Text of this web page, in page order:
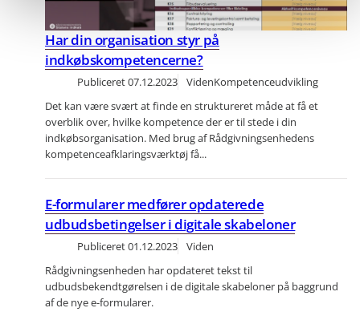
Har din organisation styr på
indkøbskompetencerne?
Publiceret07.12.2023 VidenKompetenceudvikling
Det kan være svært at finde en struktureret måde at få et
overblik over, hvilke kompetence der er til stede i din
indkøbsorganisation. Med brug af Rådgivningsenhedens
kompetenceafklaringsværktøj få...
E-formularer medfører opdaterede
udbudsbetingelser i digitale skabeloner
Publiceret01.12.2023
Viden
Rådgivningsenheden har opdateret tekst til
udbudsbekendtgørelsen i de digitale skabeloner på baggrund
af de nye e-formularer.